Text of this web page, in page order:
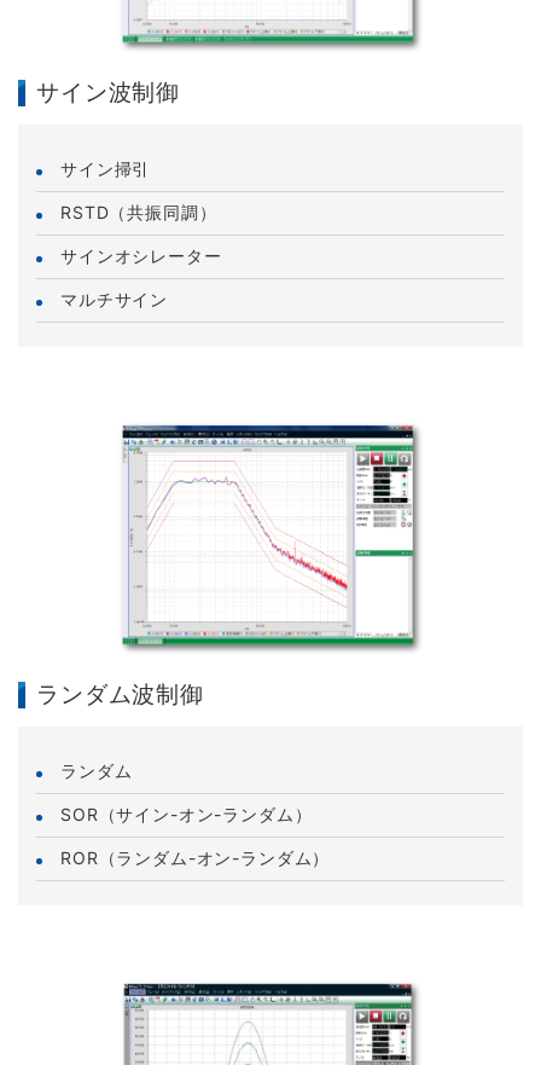
サイン波制御
サイン掃引
RSTD（共振同調）
サインオシレーター
マルチサイン
ランダム波制御
ランダム
SOR（サイン-オン-ランダム）
ROR（ランダム-オン-ランダム）